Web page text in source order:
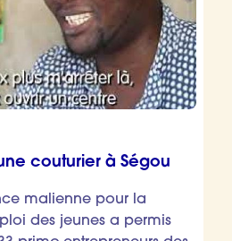
couturier à Ségou
malienne pour la
des jeunes a permis